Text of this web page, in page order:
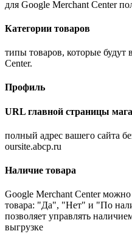
для Google Merchant Center
Категории товаров
типы товаров, которые
Center.
Профиль
URL главной страницы
полный адрес вашего сайта
oursite.abcp.ru
Наличие товара
Google Merchant Center
товара: "Да", "Нет" и "По
позволяет управлять
выгрузке